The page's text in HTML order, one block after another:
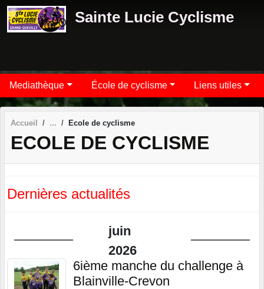
Sainte Lucie Cyclisme
Mediathèque École de cyclisme Liens utiles
Accueil Ecole de cyclisme
ECOLE DE CYCLISME
Dernières actualités
juin
2026
6ième manche du challenge à
Blainville-Crevon
Panneau de gestion des cookies